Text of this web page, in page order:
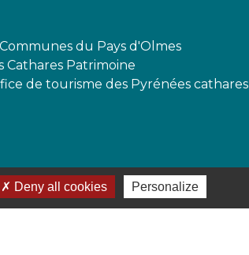
du Pays d'Olmes
Cathares Patrimoine
de tourisme des Pyrénées cathares
Deny all cookies Personalize